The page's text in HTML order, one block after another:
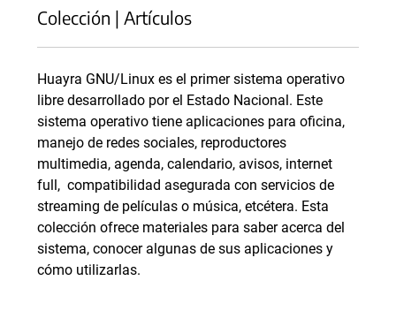
Colección | Artículos
Huayra GNU/Linux es el primer sistema operativo
libre desarrollado por el Estado Nacional. Este
sistema operativo tiene aplicaciones para oficina,
manejo de redes sociales, reproductores
multimedia, agenda, calendario, avisos, internet
full, compatibilidad asegurada con servicios de
streaming de películas o música, etcétera. Esta
colección ofrece materiales para saber acerca del
sistema, conocer algunas de sus aplicaciones y
cómo utilizarlas.